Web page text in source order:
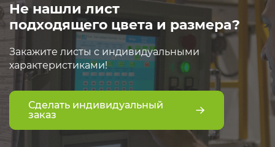
Не нашли лист
подходящего цвета и размера?
Закажите листы с индивидуальными
характеристиками!
Сделать индивидуальный
заказ